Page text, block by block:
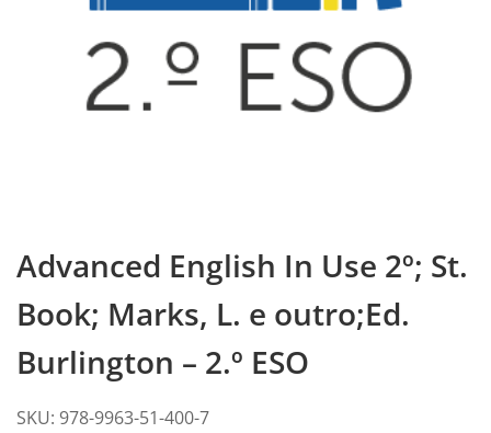
Advanced English In Use 2º; St.
Book; Marks, L. e outro;Ed.
Burlington – 2.º ESO
SKU: 978-9963-51-400-7